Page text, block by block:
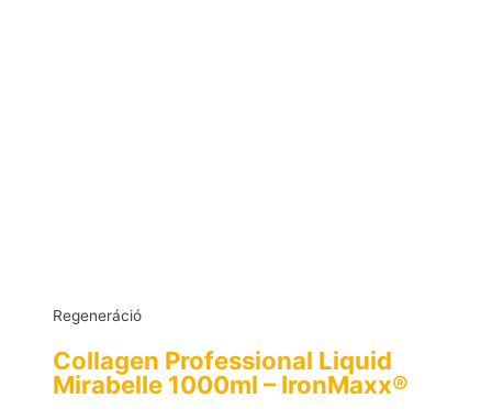
Regeneráció
Collagen Professional Liquid
Mirabelle 1000ml – IronMaxx®